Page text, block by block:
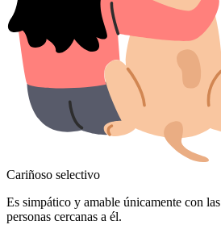
Cariñoso selectivo
Es simpático y amable únicamente con las
personas cercanas a él.